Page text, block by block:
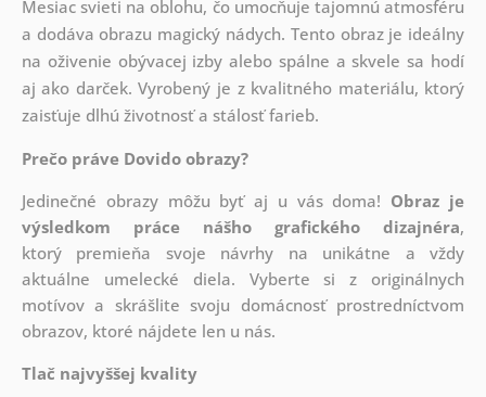
Mesiac svieti na oblohu, čo umocňuje tajomnú atmosféru
a dodáva obrazu magický nádych. Tento obraz je ideálny
na oživenie obývacej izby alebo spálne a skvele sa hodí
aj ako darček. Vyrobený je z kvalitného materiálu, ktorý
zaisťuje dlhú životnosť a stálosť farieb.
Prečo práve Dovido obrazy?
Jedinečné obrazy môžu byť aj u vás doma! Obraz je
výsledkom práce nášho grafického dizajnéra,
ktorý premieňa svoje návrhy na unikátne a vždy
aktuálne umelecké diela. Vyberte si z originálnych
motívov a skrášlite svoju domácnosť prostredníctvom
obrazov, ktoré nájdete len u nás.
Tlač najvyššej kvality